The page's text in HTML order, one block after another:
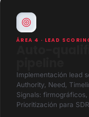
ÁREA 4 · LEAD
Implementación lead
Authority, Need,
Signals:
Prioritización para